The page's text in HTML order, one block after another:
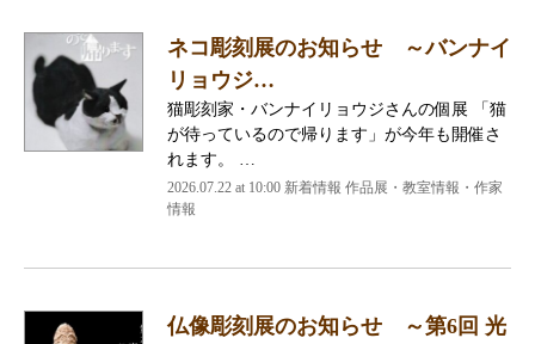
ネコ彫刻展のお知らせ ～バンナイ
リョウジ…
猫彫刻家・バンナイリョウジさんの個展 「猫
が待っているので帰ります」が今年も開催さ
れます。 …
2026.07.22 at 10:00 新着情報 作品展・教室情報・作家
情報
仏像彫刻展のお知らせ ～第6回 光